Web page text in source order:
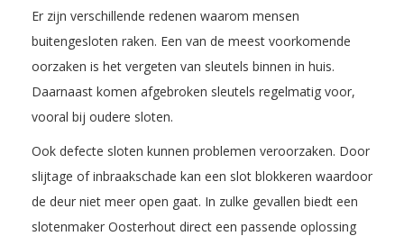
Er zijn verschillende redenen waarom mensen
buitengesloten raken. Een van de meest voorkomende
oorzaken is het vergeten van sleutels binnen in huis.
Daarnaast komen afgebroken sleutels regelmatig voor,
vooral bij oudere sloten.
Ook defecte sloten kunnen problemen veroorzaken. Door
slijtage of inbraakschade kan een slot blokkeren waardoor
de deur niet meer open gaat. In zulke gevallen biedt een
slotenmaker Oosterhout direct een passende oplossing